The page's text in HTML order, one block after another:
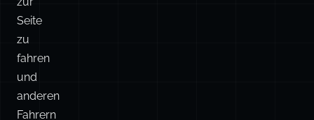
Seite
zu
fahren
und
anderen
Fahrern